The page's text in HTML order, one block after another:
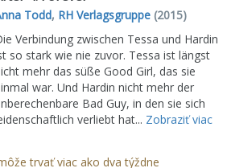
Todd, RH Verlagsgruppe (2015)
Verbindung zwischen Tessa und Hardin
so stark wie nie zuvor. Tessa ist längst
mehr das süße Good Girl, das sie
war. Und Hardin nicht mehr der
Bad Guy, in den sie sich
verliebt hat... Zobraziť viac
trvať viac ako dva týždne